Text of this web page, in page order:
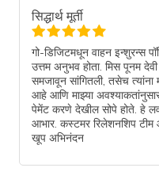
सिद्धार्थ मूर्ती
गो-डिजिटमधून वाहन इन्शुरन्स
उत्तम अनुभव होता. मिस पूनम देवी
समजावून सांगितली, तसेच
आहे आणि माझ्या
पेमेंट करणे देखील सोपे होते. हे
आभार. कस्टमर रिलेशनशिप
खूप अभिनंदन